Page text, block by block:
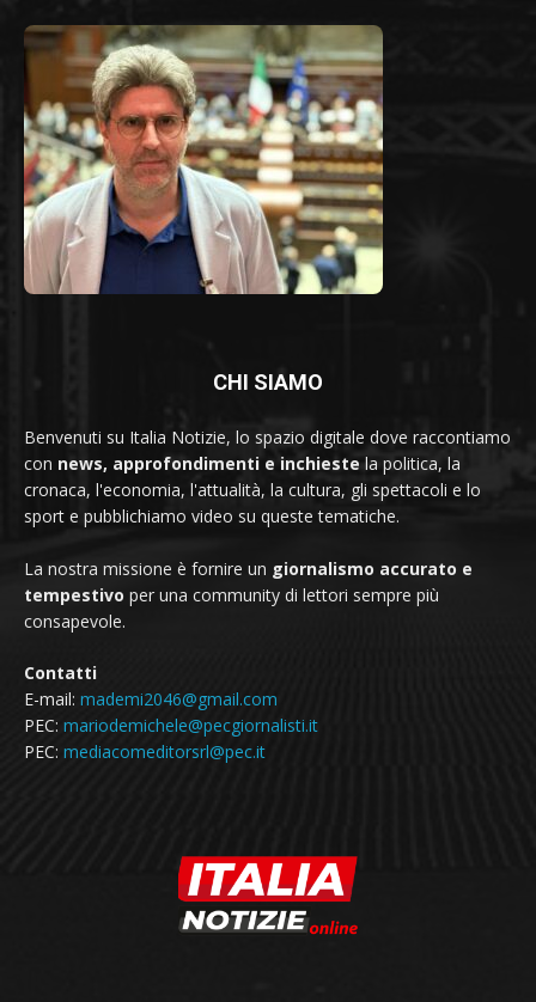
CHI SIAMO
Benvenuti su Italia Notizie, lo spazio digitale dove raccontiamo
con news, approfondimenti e inchieste la politica, la
cronaca, l'economia, l'attualità, la cultura, gli spettacoli e lo
sport e pubblichiamo video su queste tematiche.
La nostra missione è fornire un giornalismo accurato e
tempestivo per una community di lettori sempre più
consapevole.
Contatti
E-mail: mademi2046@gmail.com
PEC: mariodemichele@pecgiornalisti.it
PEC: mediacomeditorsrl@pec.it